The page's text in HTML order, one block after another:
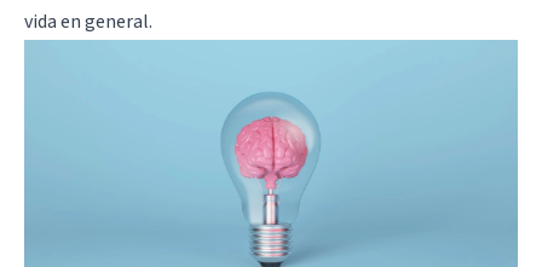
vida en general.